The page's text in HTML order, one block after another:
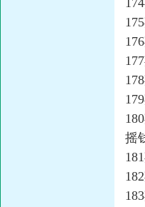
摇